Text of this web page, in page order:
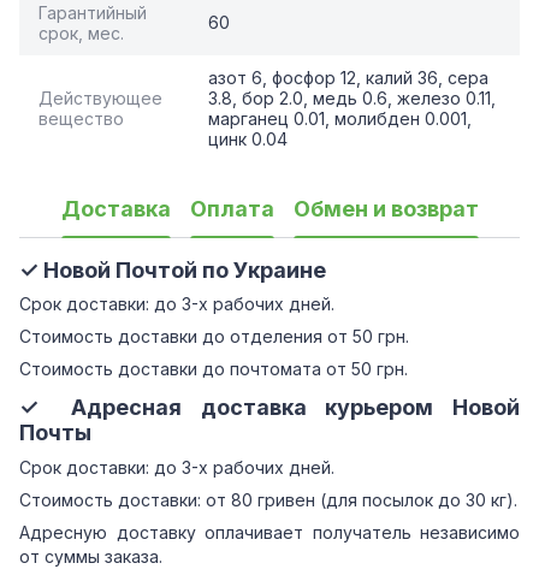
Гарантийный
срок, мес.
60
Действующее
вещество
азот 6, фосфор 12, калий 36, сера
3.8, бор 2.0, медь 0.6, железо 0.11,
марганец 0.01, молибден 0.001,
цинк 0.04
Доставка Оплата Обмен и возврат
✓ Новой Почтой по Украине
Срок доставки: до 3-х рабочих дней.
Стоимость доставки до отделения от 50 грн.
Стоимость доставки до почтомата от 50 грн.
✓ Адресная доставка курьером Новой
Почты
Срок доставки: до 3-х рабочих дней.
Стоимость доставки: от 80 гривен (для посылок до 30 кг).
Адресную доставку оплачивает получатель независимо
от суммы заказа.